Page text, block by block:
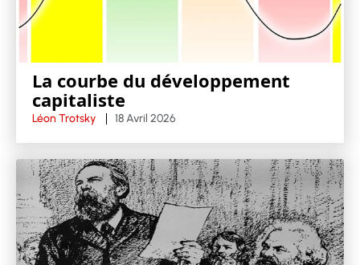
La courbe du développement
capitaliste
Léon Trotsky 18 Avril 2026